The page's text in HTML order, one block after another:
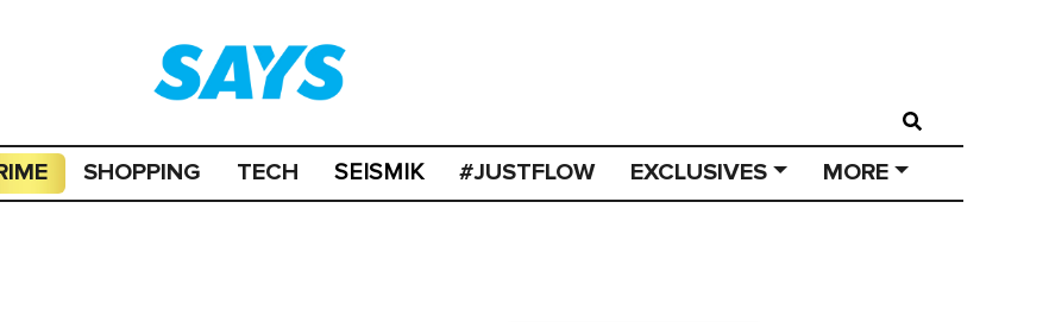
SHOPPING TECH SEISMIK #JUSTFLOW EXCLUSIVES MORE